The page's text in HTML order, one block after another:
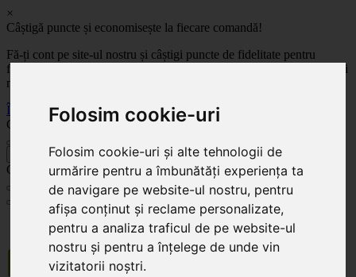
Folosim cookie-uri
Folosim cookie-uri și alte tehnologii de
urmărire pentru a îmbunătăți experiența ta
de navigare pe website-ul nostru, pentru
afișa conținut și reclame personalizate,
pentru a analiza traficul de pe website-ul
nostru și pentru a înțelege de unde vin
vizitatorii noștri.
×
Câștigă puncte și economisește la fiecare comandă!
Fă-ți cont pe site-ul nostru și câștigi puncte de fidelitate pentru
fiecare comandă! Cu cât comanzi mai mult, cu atât economisești mai
mult!
Înregistrează-te acum
Celoplast
Celoplast
Transportul este GRATUIT pentru comenzile mai mari de 350 Lei. Comanda minimă în
valoare de 100 Lei. Expediere în 1 - 2 zile lucrătoare.